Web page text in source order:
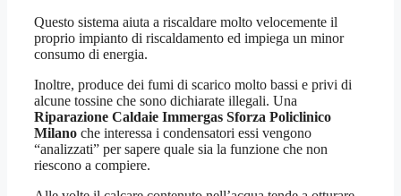
Questo sistema aiuta a riscaldare molto velocemente il
proprio impianto di riscaldamento ed impiega un minor
consumo di energia.
Inoltre, produce dei fumi di scarico molto bassi e privi di
alcune tossine che sono dichiarate illegali. Una
Riparazione Caldaie Immergas Sforza Policlinico
Milano che interessa i condensatori essi vengono
“analizzati” per sapere quale sia la funzione che non
riescono a compiere.